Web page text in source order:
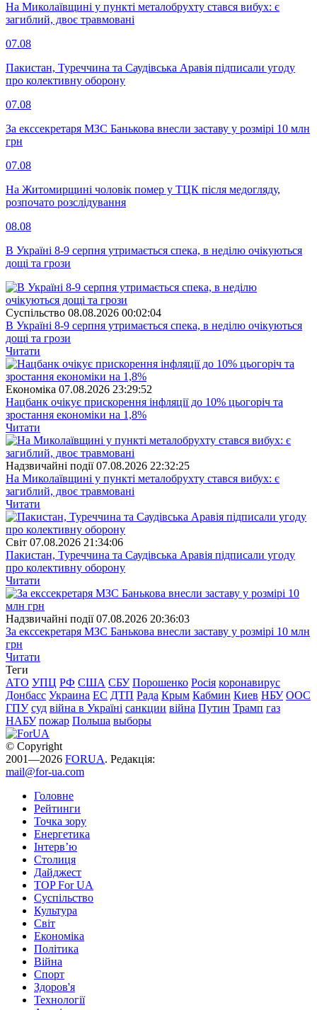
На Миколаївщині у пункті металобрухту стався вибух: є
загиблий, двоє травмовані
07.08
Пакистан, Туреччина та Саудівська Аравія підписали угоду
про колективну оборону
07.08
За екссекретаря МЗС Банькова внесли заставу у розмірі 10 млн
грн
07.08
На Житомирщині чоловік помер у ТЦК після медогляду,
розпочато розслідування
08.08
В Україні 8-9 серпня утримається спека, в неділю очікуються
дощі та грози
Суспiльство 08.08.2026 00:02:04
В Україні 8-9 серпня утримається спека, в неділю очікуються
дощі та грози
Читати
Економіка 07.08.2026 23:29:52
Нацбанк очікує прискорення інфляції до 10% цьогоріч та
зростання економіки на 1,8%
Читати
Надзвичайні події 07.08.2026 22:32:25
На Миколаївщині у пункті металобрухту стався вибух: є
загиблий, двоє травмовані
Читати
Свiт 07.08.2026 21:34:06
Пакистан, Туреччина та Саудівська Аравія підписали угоду
про колективну оборону
Читати
Надзвичайні події 07.08.2026 20:36:03
За екссекретаря МЗС Банькова внесли заставу у розмірі 10 млн
грн
Читати
Теги
АТО УПЦ РФ США СБУ Порошенко Росія коронавирус
Донбасс Украина ЕС ДТП Рада Крым Кабмин Киев НБУ ООС
ГПУ суд війна в Україні санкции війна Путин Трамп газ
НАБУ пожар Польша выборы
© Copyright
2001—2026 FORUA. Редакція:
mail@for-ua.com
Головне
Рейтинги
Точка зору
Енергетика
Інтерв’ю
Столиця
Дайджест
TOP For UA
Суспiльство
Культура
Світ
Економіка
Політика
Війна
Спорт
Здоров'я
Технології